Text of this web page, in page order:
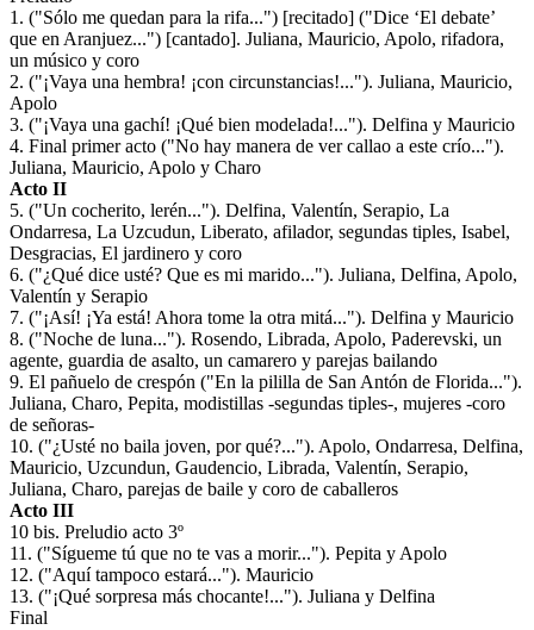
1. ("Sólo me quedan para la rifa...") [recitado] ("Dice ‘El debate’
que en Aranjuez...") [cantado]. Juliana, Mauricio, Apolo, rifadora,
un músico y coro
2. ("¡Vaya una hembra! ¡con circunstancias!..."). Juliana, Mauricio,
Apolo
3. ("¡Vaya una gachí! ¡Qué bien modelada!..."). Delfina y Mauricio
4. Final primer acto ("No hay manera de ver callao a este crío...").
Juliana, Mauricio, Apolo y Charo
Acto II
5. ("Un cocherito, lerén..."). Delfina, Valentín, Serapio, La
Ondarresa, La Uzcudun, Liberato, afilador, segundas tiples, Isabel,
Desgracias, El jardinero y coro
6. ("¿Qué dice usté? Que es mi marido..."). Juliana, Delfina, Apolo,
Valentín y Serapio
7. ("¡Así! ¡Ya está! Ahora tome la otra mitá..."). Delfina y Mauricio
8. ("Noche de luna..."). Rosendo, Librada, Apolo, Paderevski, un
agente, guardia de asalto, un camarero y parejas bailando
9. El pañuelo de crespón ("En la pililla de San Antón de Florida...").
Juliana, Charo, Pepita, modistillas -segundas tiples-, mujeres -coro
de señoras-
10. ("¿Usté no baila joven, por qué?..."). Apolo, Ondarresa, Delfina,
Mauricio, Uzcundun, Gaudencio, Librada, Valentín, Serapio,
Juliana, Charo, parejas de baile y coro de caballeros
Acto III
10 bis. Preludio acto 3º
11. ("Sígueme tú que no te vas a morir..."). Pepita y Apolo
12. ("Aquí tampoco estará..."). Mauricio
13. ("¡Qué sorpresa más chocante!..."). Juliana y Delfina
Final